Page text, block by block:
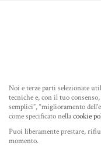
Lun -
10.00
Noi e terze parti selezionate
tecniche e, con il tuo
semplici”, “miglioramento
come specificato nellacookie
Puoi liberamente prestare,
momento.